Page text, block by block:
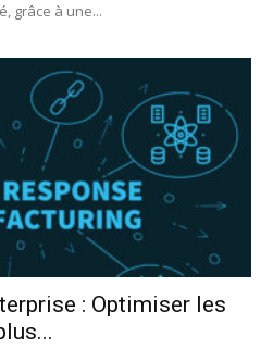
grâce à une...
: Optimiser les